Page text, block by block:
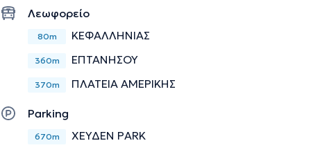
Λεωφορείο
80m ΚΕΦΑΛΛΗΝΙΑΣ
360m ΕΠΤΑΝΗΣΟΥ
370m ΠΛΑΤΕΙΑ ΑΜΕΡΙΚΗΣ
Parking
670m ΧΕΥΔΕΝ PARK